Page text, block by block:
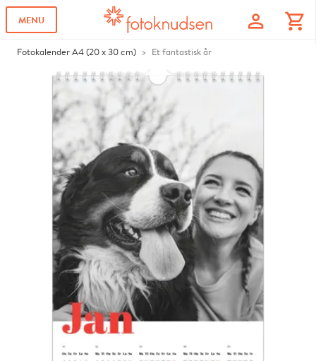
MENU profile shopping_cart
Fotokalender A4 (20 x 30 cm) Et fantastisk år